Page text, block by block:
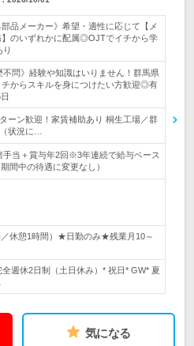
部品メーカー》希望・適性に応じて【メ
】のいずれかに配属◎OJTでイチから学
り
不問》経験や知識はいりません！群馬県
チからスキルを身につけたい方歓迎◎有
ン歓迎！家賃補助あり 桐生工場／群
状況に…
手当＋賞与年2回※3年連続で給与ベース
間中の待遇に変更なし）
／休憩1時間）★日勤のみ★残業月10～
週休2日制（土日休み）* 祝日* GW* 夏
気になる